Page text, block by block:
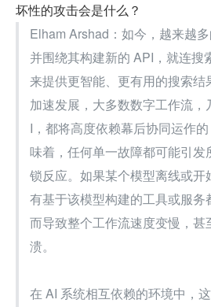
坏性的攻击会是什么？
Elham Arshad：如今，越来越
并围绕其构建新的 API，就连搜
来提供更智能、更有用的搜索结
加速发展，大多数数字工作流，
I，都将高度依赖幕后协同运作
味着，任何单一故障都可能引
锁反应。如果某个模型离线或
有基于该模型构建的工具或服务
而导致整个工作流速度变慢，甚
溃。
在 AI 系统相互依赖的环境中，